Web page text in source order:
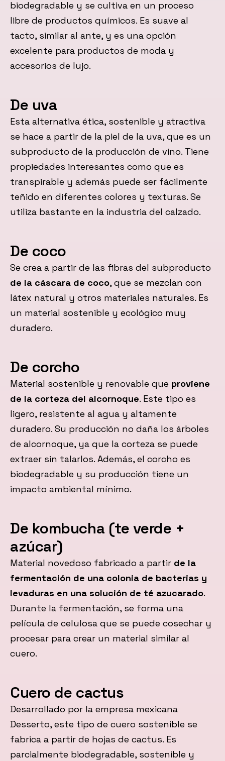
biodegradable y se cultiva en un proceso
libre de productos químicos. Es suave al
tacto, similar al ante, y es una opción
excelente para productos de moda y
accesorios de lujo.
De uva
Esta alternativa ética, sostenible y atractiva
se hace a partir de la piel de la uva, que es un
subproducto de la producción de vino. Tiene
propiedades interesantes como que es
transpirable y además puede ser fácilmente
teñido en diferentes colores y texturas. Se
utiliza bastante en la industria del calzado.
De coco
Se crea a partir de las fibras del subproducto
de la cáscara de coco, que se mezclan con
látex natural y otros materiales naturales. Es
un material sostenible y ecológico muy
duradero.
De corcho
Material sostenible y renovable que proviene
de la corteza del alcornoque. Este tipo es
ligero, resistente al agua y altamente
duradero. Su producción no daña los árboles
de alcornoque, ya que la corteza se puede
extraer sin talarlos. Además, el corcho es
biodegradable y su producción tiene un
impacto ambiental mínimo.
De kombucha (te verde +
azúcar)
Material novedoso fabricado a partir de la
fermentación de una colonia de bacterias y
levaduras en una solución de té azucarado.
Durante la fermentación, se forma una
película de celulosa que se puede cosechar y
procesar para crear un material similar al
cuero.
Cuero de cactus
Desarrollado por la empresa mexicana
Desserto, este tipo de cuero sostenible se
fabrica a partir de hojas de cactus. Es
parcialmente biodegradable, sostenible y